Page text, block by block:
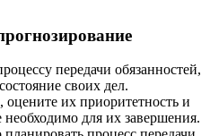
передачи обязанностей,
своих дел.
оцените их приоритетность и
необходимо для их завершения.